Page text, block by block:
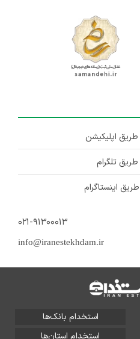
اپلیکیشن
تلگرام
اینستاگرام
۰۲۱-۹۱۳۰۰۰۱۳
info@iranestekhdam.ir
استخدام بانک‌ها
استخدام استان‌ها